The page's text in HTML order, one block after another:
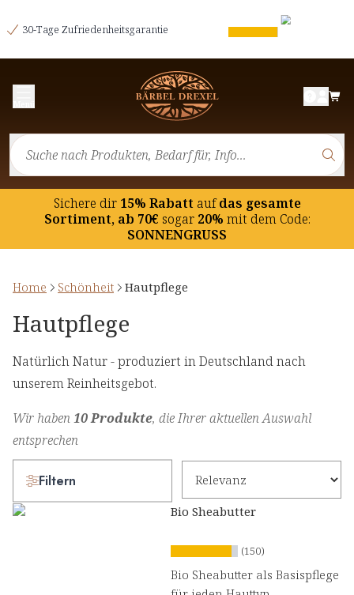
30-Tage Zufriedenheitsgarantie
Sichere dir15% Rabatt aufdas gesamte
Sortiment, ab 70€ sogar20% mit dem Code:
SONNENGRUSS
Home Schönheit Hautpflege
Hautpflege
Natürlich Natur - produziert in Deutschland nach
unserem Reinheitsgebot.
Wir haben10 Produkte, die Ihrer aktuellen Auswahl
entsprechen
Filtern
Bio Sheabutter
(150)
Bio Sheabutter als Basispflege